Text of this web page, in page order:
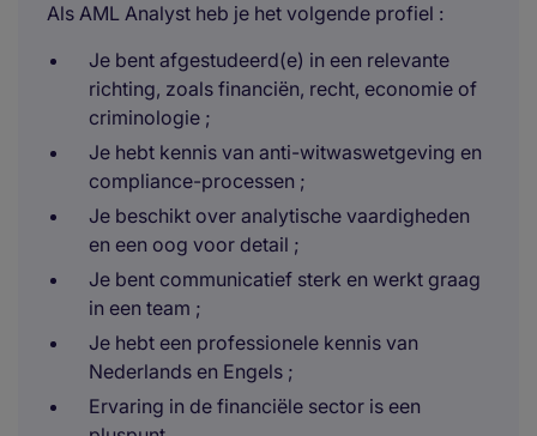
Als AML Analyst heb je het volgende profiel :
Je bent afgestudeerd(e) in een relevante
richting, zoals financiën, recht, economie of
criminologie ;
Je hebt kennis van anti-witwaswetgeving en
compliance-processen ;
Je beschikt over analytische vaardigheden
en een oog voor detail ;
Je bent communicatief sterk en werkt graag
in een team ;
Je hebt een professionele kennis van
Nederlands en Engels ;
Ervaring in de financiële sector is een